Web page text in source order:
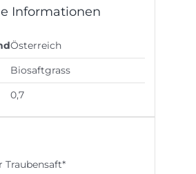
Informationen
Österreich
Biosaftgrass
0,7
Traubensaft*